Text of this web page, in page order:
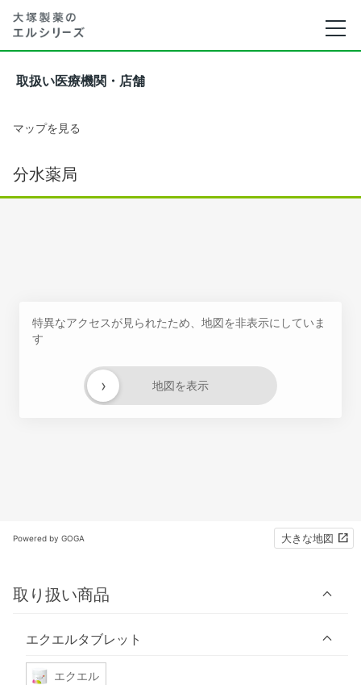
取扱い医療機関・店舗
マップを見る
分水薬局
特異なアクセスが見られたため、地図を非表示にしていま
す
地図を表示
›
Powered by GOGA 大きな地図
取り扱い商品
エクエルタブレット
エクエル